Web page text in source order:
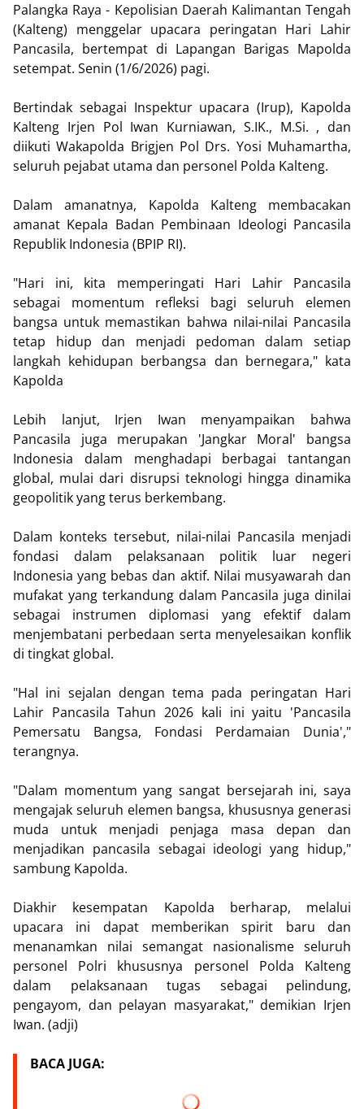
Palangka Raya - Kepolisian Daerah Kalimantan Tengah
(Kalteng) menggelar upacara peringatan Hari Lahir
Pancasila, bertempat di Lapangan Barigas Mapolda
setempat. Senin (1/6/2026) pagi.
Bertindak sebagai Inspektur upacara (Irup), Kapolda
Kalteng Irjen Pol Iwan Kurniawan, S.IK., M.Si. , dan
diikuti Wakapolda Brigjen Pol Drs. Yosi Muhamartha,
seluruh pejabat utama dan personel Polda Kalteng.
Dalam amanatnya, Kapolda Kalteng membacakan
amanat Kepala Badan Pembinaan Ideologi Pancasila
Republik Indonesia (BPIP RI).
"Hari ini, kita memperingati Hari Lahir Pancasila
sebagai momentum refleksi bagi seluruh elemen
bangsa untuk memastikan bahwa nilai-nilai Pancasila
tetap hidup dan menjadi pedoman dalam setiap
langkah kehidupan berbangsa dan bernegara," kata
Kapolda
Lebih lanjut, Irjen Iwan menyampaikan bahwa
Pancasila juga merupakan 'Jangkar Moral' bangsa
Indonesia dalam menghadapi berbagai tantangan
global, mulai dari disrupsi teknologi hingga dinamika
geopolitik yang terus berkembang.
Dalam konteks tersebut, nilai-nilai Pancasila menjadi
fondasi dalam pelaksanaan politik luar negeri
Indonesia yang bebas dan aktif. Nilai musyawarah dan
mufakat yang terkandung dalam Pancasila juga dinilai
sebagai instrumen diplomasi yang efektif dalam
menjembatani perbedaan serta menyelesaikan konflik
di tingkat global.
"Hal ini sejalan dengan tema pada peringatan Hari
Lahir Pancasila Tahun 2026 kali ini yaitu 'Pancasila
Pemersatu Bangsa, Fondasi Perdamaian Dunia',"
terangnya.
"Dalam momentum yang sangat bersejarah ini, saya
mengajak seluruh elemen bangsa, khususnya generasi
muda untuk menjadi penjaga masa depan dan
menjadikan pancasila sebagai ideologi yang hidup,"
sambung Kapolda.
Diakhir kesempatan Kapolda berharap, melalui
upacara ini dapat memberikan spirit baru dan
menanamkan nilai semangat nasionalisme seluruh
personel Polri khususnya personel Polda Kalteng
dalam pelaksanaan tugas sebagai pelindung,
pengayom, dan pelayan masyarakat," demikian Irjen
Iwan. (adji)
BACA JUGA: